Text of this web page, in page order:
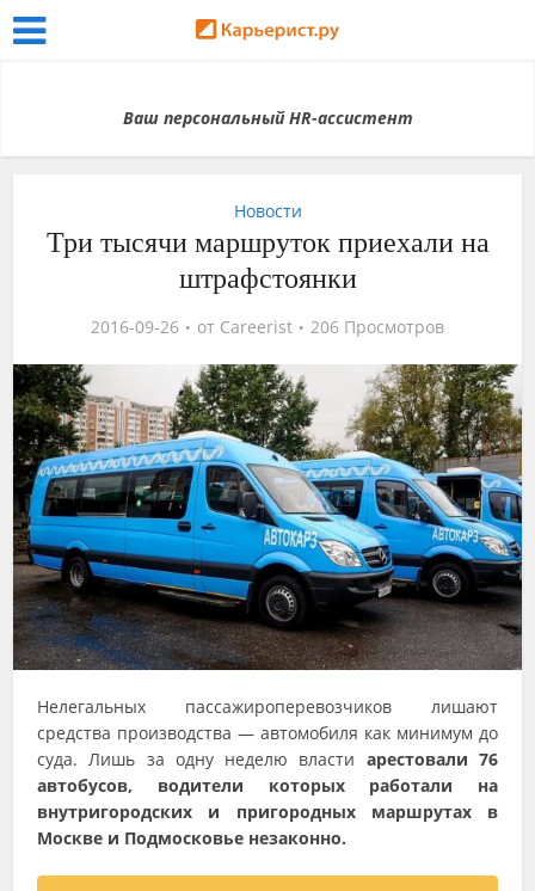
Ваш персональный HR-ассистент
Новости
Три тысячи маршруток приехали на
штрафстоянки
2016-09-26 от Careerist 206 Просмотров
Нелегальных пассажироперевозчиков лишают
средства производства — автомобиля как минимум до
суда. Лишь за одну неделю власти арестовали 76
автобусов, водители которых работали на
внутригородских и пригородных маршрутах в
Москве и Подмосковье незаконно.